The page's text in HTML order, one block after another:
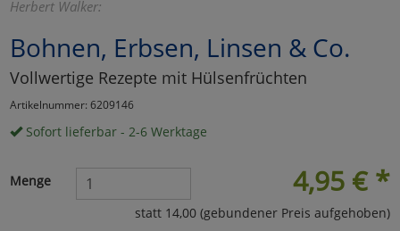
Herbert Walker:
Bohnen, Erbsen, Linsen & Co.
Vollwertige Rezepte mit Hülsenfrüchten
Artikelnummer: 6209146
Sofort lieferbar - 2-6 Werktage
4,95 € *
Menge
statt 14,00 (gebundener Preis aufgehoben)
Umfragetools